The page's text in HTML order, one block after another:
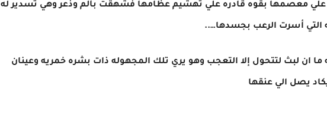
معصمها بقوه قادره علي تهشيم عظامها فشهقت بألم وذعر وهي تسدير له
التي أسرت الرعب بجسدها…..
ما ان لبث لتتحول إلا التعجب وهو يري تلك المجهوله ذات بشره خمريه وعينان
يصل الي عنقها